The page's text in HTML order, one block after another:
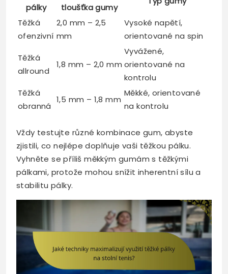
pálky
tloušťka gumy
Těžká
ofenzivní
2,0 mm – 2,5
mm
Vysoké napětí,
orientované na spin
Těžká
allround
1,8 mm – 2,0 mm
Vyvážené,
orientované na
kontrolu
Těžká
obranná
1,5 mm – 1,8 mm
Měkké, orientované
na kontrolu
Vždy testujte různé kombinace gum, abyste
zjistili, co nejlépe doplňuje vaši těžkou pálku.
Vyhněte se příliš měkkým gumám s těžkými
pálkami, protože mohou snížit inherentní sílu a
stabilitu pálky.